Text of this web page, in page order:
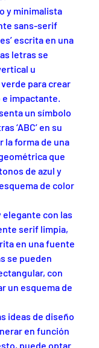
y minimalista
sans-serif
escrita en una
letras se
u
para crear
e impactante.
un símbolo
‘ABC’ en su
la forma de una
que
de azul y
de color
con las
serif limpia,
en una fuente
se pueden
con
un esquema de
ideas de diseño
en función
puede optar